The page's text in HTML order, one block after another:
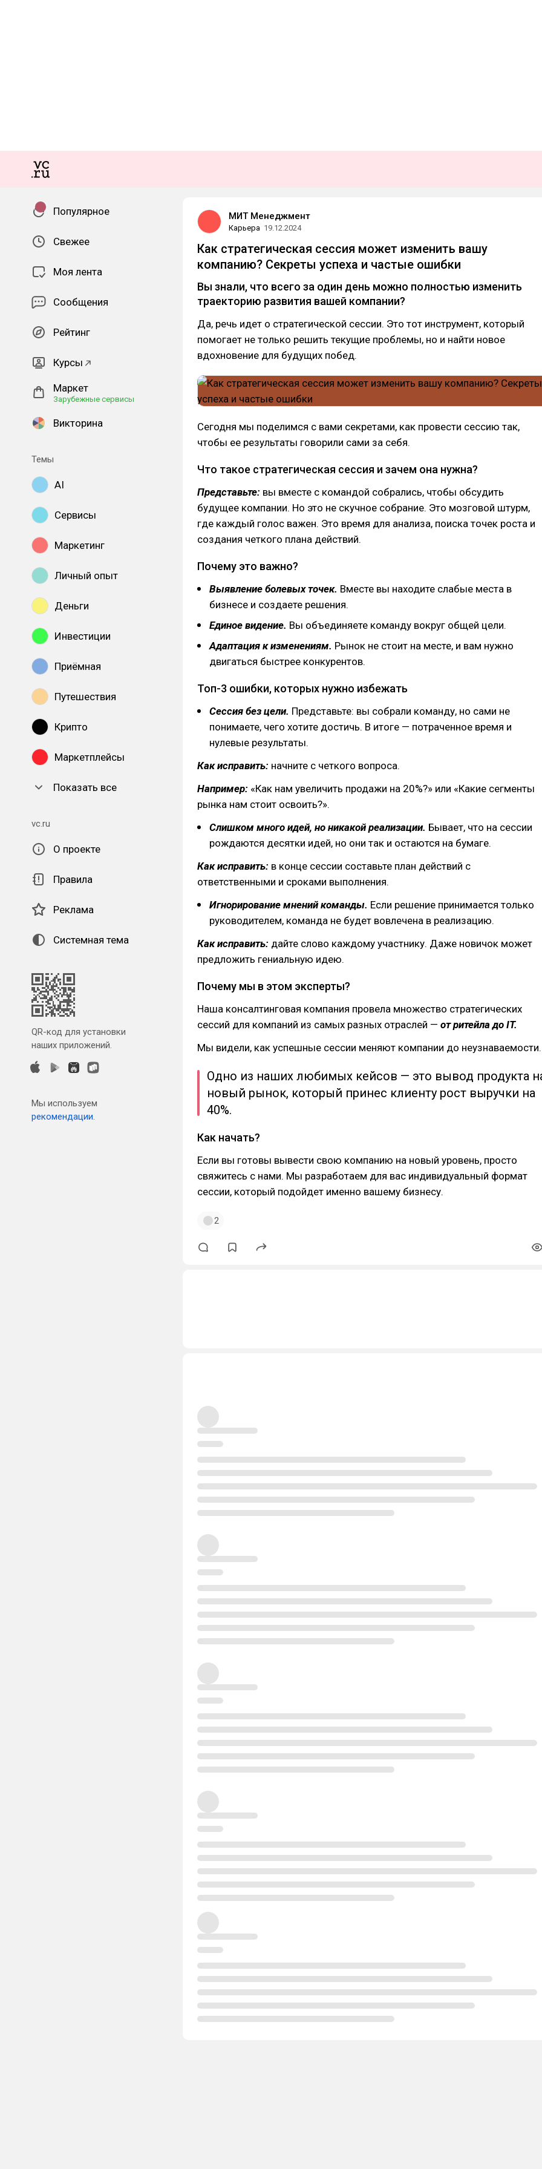
Популярное
Свежее
Моя лента
Сообщения
Рейтинг
Курсы
Маркет
Зарубежные сервисы
Викторина
Темы
AI
Сервисы
Маркетинг
Личный опыт
Деньги
Инвестиции
Приёмная
Путешествия
Крипто
Маркетплейсы
Показать все
vc.ru
О проекте
Правила
Реклама
Системная тема
QR-код для установки
наших приложений.
Мы используем
рекомендации.
МИТ Менеджмент
Карьера 19.12.2024
Как стратегическая сессия может изменить вашу
компанию? Секреты успеха и частые ошибки
Вы знали, что всего за один день можно полностью изменить
траекторию развития вашей компании?
Да, речь идет о стратегической сессии. Это тот инструмент, который
помогает не только решить текущие проблемы, но и найти новое
вдохновение для будущих побед.
Сегодня мы поделимся с вами секретами, как провести сессию так,
чтобы ее результаты говорили сами за себя.
Что такое стратегическая сессия и зачем она нужна?
Представьте: вы вместе с командой собрались, чтобы обсудить
будущее компании. Но это не скучное собрание. Это мозговой штурм,
где каждый голос важен. Это время для анализа, поиска точек роста и
создания четкого плана действий.
Почему это важно?
Выявление болевых точек. Вместе вы находите слабые места в
бизнесе и создаете решения.
Единое видение. Вы объединяете команду вокруг общей цели.
Адаптация к изменениям. Рынок не стоит на месте, и вам нужно
двигаться быстрее конкурентов.
Топ-3 ошибки, которых нужно избежать
Сессия без цели. Представьте: вы собрали команду, но сами не
понимаете, чего хотите достичь. В итоге — потраченное время и
нулевые результаты.
Как исправить: начните с четкого вопроса.
Например: «Как нам увеличить продажи на 20%?» или «Какие сегменты
рынка нам стоит освоить?».
Слишком много идей, но никакой реализации. Бывает, что на сессии
рождаются десятки идей, но они так и остаются на бумаге.
Как исправить: в конце сессии составьте план действий с
ответственными и сроками выполнения.
Игнорирование мнений команды. Если решение принимается только
руководителем, команда не будет вовлечена в реализацию.
Как исправить: дайте слово каждому участнику. Даже новичок может
предложить гениальную идею.
Почему мы в этом эксперты?
Наша консалтинговая компания провела множество стратегических
сессий для компаний из самых разных отраслей — от ритейла до IT.
Мы видели, как успешные сессии меняют компании до неузнаваемости.
Одно из наших любимых кейсов — это вывод продукта
новый рынок, который принес клиенту рост выручки на
40%.
Как начать?
Если вы готовы вывести свою компанию на новый уровень, просто
свяжитесь с нами. Мы разработаем для вас индивидуальный формат
сессии, который подойдет именно вашему бизнесу.
2